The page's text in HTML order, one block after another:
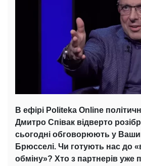
В ефірі Politeka Online
Дмитро Співак відверто
сьогодні обговорюють у
Брюсселі. Чи готують нас до
обміну»? Хто з партнерів уже